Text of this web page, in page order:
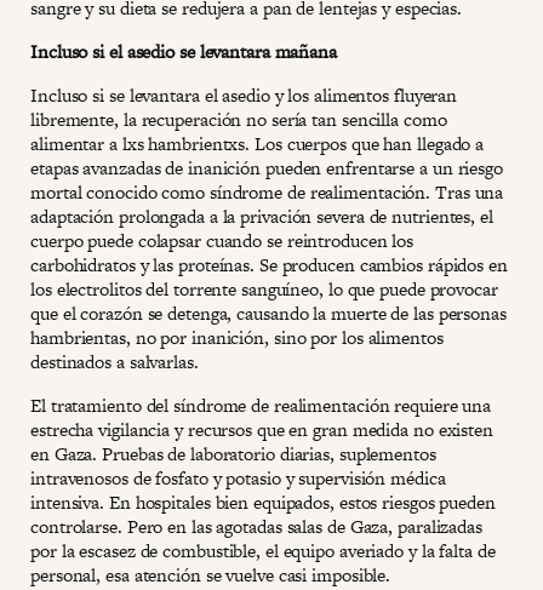
sangre y su dieta se redujera a pan de lentejas y especias.
Incluso si el asedio se levantara mañana
Incluso si se levantara el asedio y los alimentos fluyeran
libremente, la recuperación no sería tan sencilla como
alimentar a lxs hambrientxs. Los cuerpos que han llegado a
etapas avanzadas de inanición pueden enfrentarse a un riesgo
mortal conocido como síndrome de realimentación. Tras una
adaptación prolongada a la privación severa de nutrientes, el
cuerpo puede colapsar cuando se reintroducen los
carbohidratos y las proteínas. Se producen cambios rápidos en
los electrolitos del torrente sanguíneo, lo que puede provocar
que el corazón se detenga, causando la muerte de las personas
hambrientas, no por inanición, sino por los alimentos
destinados a salvarlas.
El tratamiento del síndrome de realimentación requiere una
estrecha vigilancia y recursos que en gran medida no existen
en Gaza. Pruebas de laboratorio diarias, suplementos
intravenosos de fosfato y potasio y supervisión médica
intensiva. En hospitales bien equipados, estos riesgos pueden
controlarse. Pero en las agotadas salas de Gaza, paralizadas
por la escasez de combustible, el equipo averiado y la falta de
personal, esa atención se vuelve casi imposible.